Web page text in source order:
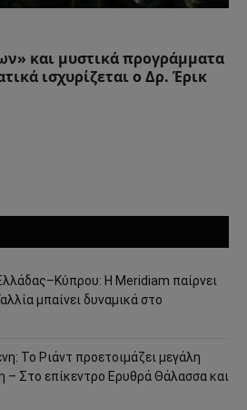
και μυστικά προγράμματα
ισχυρίζεται ο Δρ. Έρικ
Η Meridiam παίρνει
μπαίνει δυναμικά στο
Το Ριάντ προετοιμάζει μεγάλη
– Στο επίκεντρο Ερυθρά Θάλασσα και